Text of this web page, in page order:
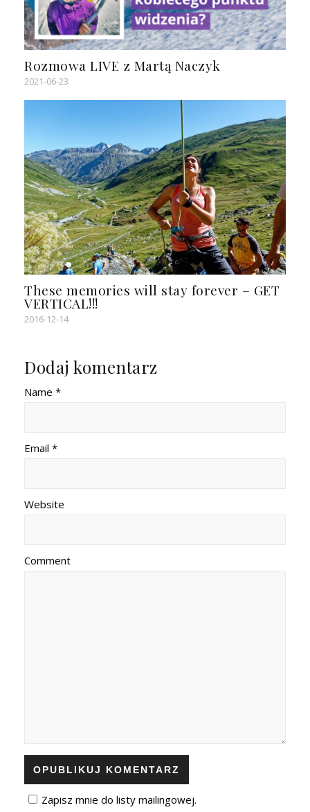
Rozmowa LIVE z Martą Naczyk
2021-06-23
These memories will stay forever – GET
VERTICAL!!!
2016-12-14
Dodaj komentarz
Name *
Email *
Website
Comment
Zapisz mnie do listy mailingowej.